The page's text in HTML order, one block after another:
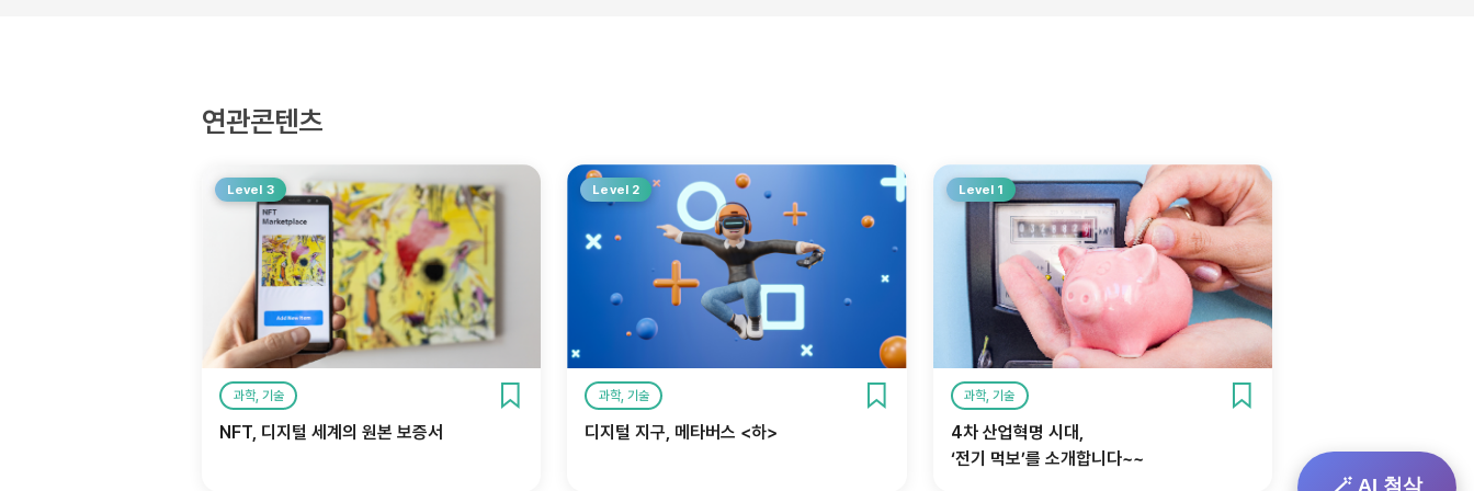
연관콘텐츠
Level 3
과학, 기술
NFT, 디지털 세계의 원본 보증서
Level 2
과학, 기술
디지털 지구, 메타버스 <하>
Level 1
과학, 기술
4차 산업혁명 시대,
‘전기 먹보’를 소개합니다~~
🪄 AI 첨삭